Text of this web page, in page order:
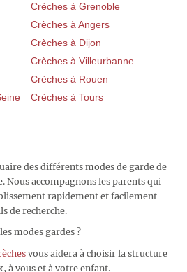
Crèches à Grenoble
Crèches à Angers
Crèches à Dijon
Crèches à Villeurbanne
Crèches à Rouen
Crèches à Tours
des différents modes de garde de
Nous accompagnons les parents qui
rapidement et facilement
de recherche.
modes gardes ?
vous aidera à choisir la structure
à vous et à votre enfant.